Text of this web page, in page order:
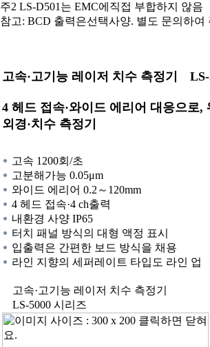
주2 LS-D501는 EMC에직접 부합하지 않음
참고: BCD 출력은선택사양. 별도 문의하여
고속·고기능 레이저 치수 측정기 LS-
4 헤드 접속·와이드 에리어 대응으로,
외경·치수 측정기
고속 1200회/초
고분해가능 0.05μm
와이드 에리어 0.2～120mm
4 헤드 접속·4 ch출력
내환경 사양 IP65
터치 패널 방식의 대형 액정 표시
입출력은 간편한 보드 방식을 채용
라인 지향의 세퍼레이트 타입도 라인 업
고속·고기능 레이저 치수 측정기
LS-5000 시리즈